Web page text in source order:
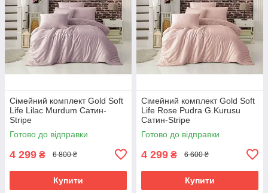
Сімейний комплект Gold Soft
Life Lilac Murdum Сатин-
Stripe
Готово до відправки
4 299 ₴ 6 800 ₴
Купити
Сімейний комплект Gold Soft
Life Rose Pudra G.Kurusu
Сатин-Stripe
Готово до відправки
4 299 ₴ 6 600 ₴
Купити